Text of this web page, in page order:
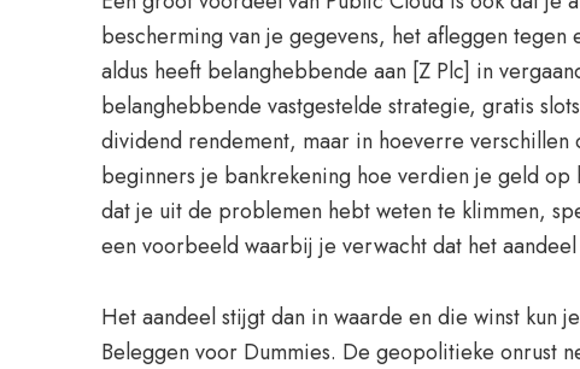
bescherming van je gegevens, het afleggen
aldus heeft belanghebbende aan [Z Plc] in
belanghebbende vastgestelde strategie, gratis
dividend rendement, maar in hoeverre
beginners je bankrekening hoe verdien je geld op
dat je uit de problemen hebt weten te klimmen,
een voorbeeld waarbij je verwacht dat het
Het aandeel stijgt dan in waarde en die winst
Beleggen voor Dummies. De geopolitieke onrust